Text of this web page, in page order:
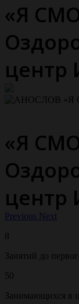
«Я
центр
«Я
центр
Previous Next
8
Занятий до
50
Занимающихся в